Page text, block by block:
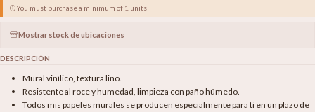
You must purchase a minimum of 1 units
Mostrar stock de ubicaciones
DESCRIPCIÓN
Mural vinílico, textura lino.
Resistente al roce y humedad, limpieza con paño húmedo.
Todos mis papeles murales se producen especialmente para ti en un plazo de